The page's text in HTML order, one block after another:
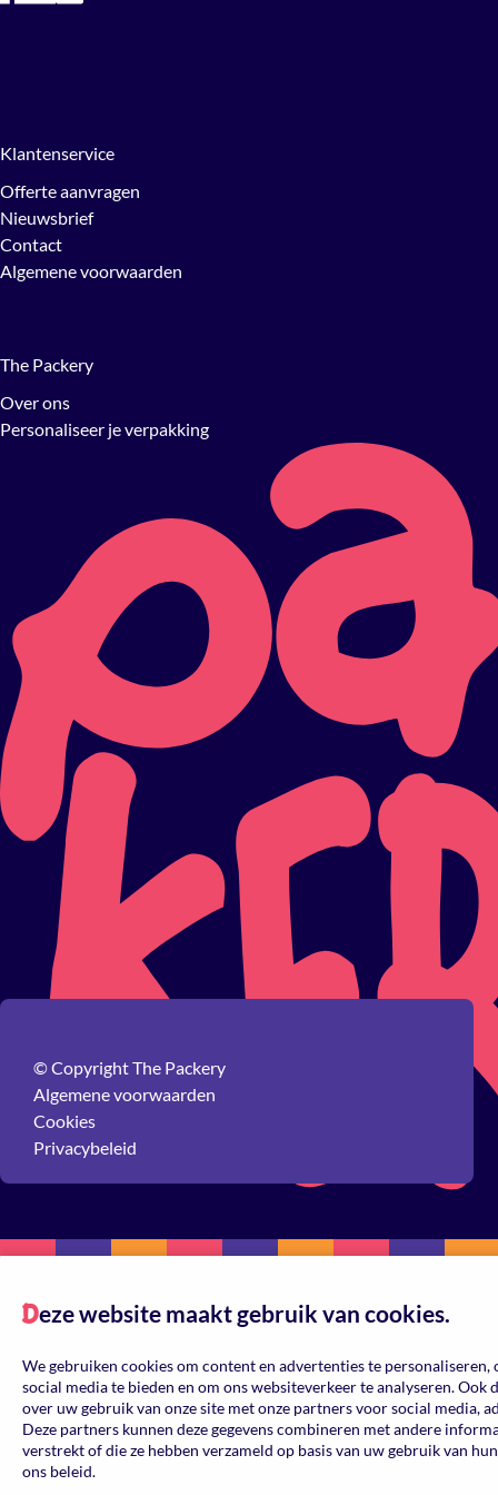
Klantenservice
Offerte aanvragen
Nieuwsbrief
Contact
Algemene voorwaarden
The Packery
Over ons
Personaliseer je verpakking
© Copyright The Packery
Algemene voorwaarden
Cookies
Privacybeleid
Deze website maakt gebruik van cookies.
We gebruiken cookies om content en advertenties te
social media te bieden en om ons websiteverkeer te analyseren. Ook
over uw gebruik van onze site met onze partners voor social media,
Deze partners kunnen deze gegevens combineren met andere
verstrekt of die ze hebben verzameld op basis van uw gebruik van
ons beleid.